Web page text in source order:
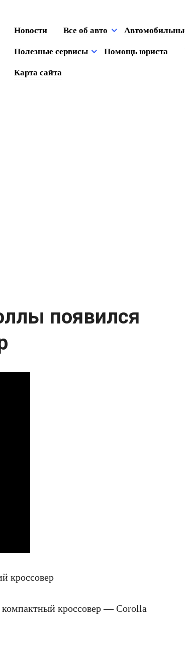
Новости Все об авто
Полезные сервисы Помощь юриста
Карта сайта
появился
кроссовер — Corolla